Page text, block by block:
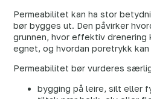
Permeabilitet kan ha stor
bør bygges ut. Den påvirker
grunnen, hvor effektiv drenering
egnet, og hvordan poretrykk
Permeabilitet bør vurderes
bygging på leire, silt eller